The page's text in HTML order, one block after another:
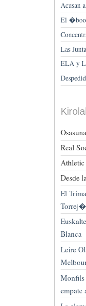
Acusan
El
Las
ELA y
Real
Desde
El
Blanca
Leire
Monfils
empate